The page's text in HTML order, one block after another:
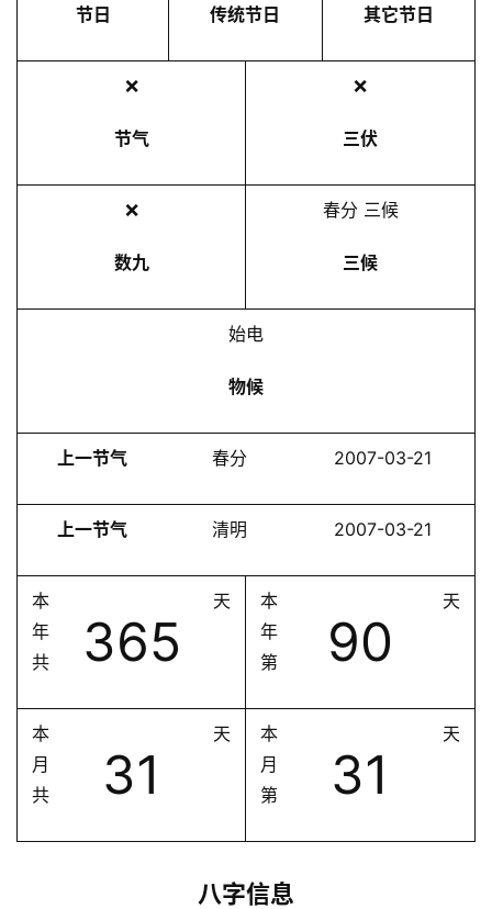
节日 传统节日 其它节日
❌
节气
❌
三伏
❌
数九
春分 三候
三候
始电
物候
上一节气 春分 2007-03-21
上一节气 清明 2007-03-21
本
年
共
365
天
本
年
第
90
天
本
月
共
31
天
本
月
第
31
天
八字信息